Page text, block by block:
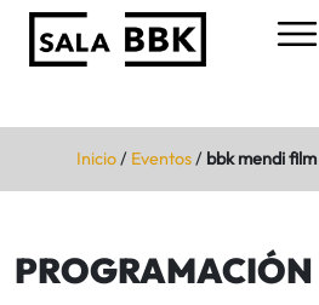
Inicio/ Eventos/ bbk mendi
PROGRAMACIÓN